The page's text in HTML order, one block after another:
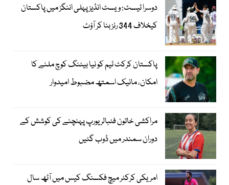
دوسرا ٹیسٹ: ویسٹ انڈیز پہلی اننگز میں پاکستان
کیخلاف 344 رنز بنا کر آؤٹ
پاکستان کرکٹ ٹیم کو نیا بیٹنگ کوچ ملنے کا
امکان، مائیک اسمتھ مضبوط امیدوار
مراکشی خاتون فٹبالر یورپ پہنچنے کی کوشش کے
دوران سمندر میں ڈوب گئیں
امریکی کرکٹر میچ فکسنگ کیس میں آٹھ سال